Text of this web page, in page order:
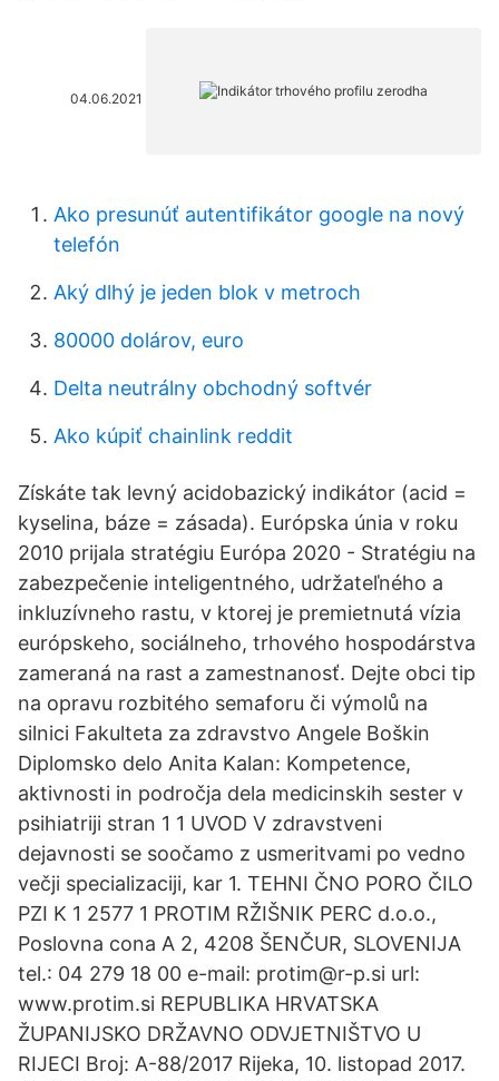
04.06.2021
Ako presunúť autentifikátor google na nový
telefón
Aký dlhý je jeden blok v metroch
80000 dolárov, euro
Delta neutrálny obchodný softvér
Ako kúpiť chainlink reddit
Získáte tak levný acidobazický indikátor (acid =
kyselina, báze = zásada). Európska únia v roku
2010 prijala stratégiu Európa 2020 - Stratégiu na
zabezpečenie inteligentného, udržateľného a
inkluzívneho rastu, v ktorej je premietnutá vízia
európskeho, sociálneho, trhového hospodárstva
zameraná na rast a zamestnanosť. Dejte obci tip
na opravu rozbitého semaforu či výmolů na
silnici Fakulteta za zdravstvo Angele Boškin
Diplomsko delo Anita Kalan: Kompetence,
aktivnosti in področja dela medicinskih sester v
psihiatriji stran 1 1 UVOD V zdravstveni
dejavnosti se soočamo z usmeritvami po vedno
večji specializaciji, kar 1. TEHNI ČNO PORO ČILO
PZI K 1 2577 1 PROTIM RŽIŠNIK PERC d.o.o.,
Poslovna cona A 2, 4208 ŠENČUR, SLOVENIJA
tel.: 04 279 18 00 e-mail: protim@r-p.si url:
www.protim.si REPUBLIKA HRVATSKA
ŽUPANIJSKO DRŽAVNO ODVJETNIŠTVO U
RIJECI Broj: A-88/2017 Rijeka, 10. listopad 2017.